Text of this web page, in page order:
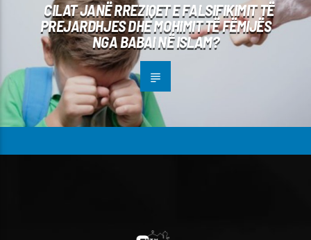
CILAT JANË RREZIQET E FALSIFIKIMIT TË
PREJARDHJES DHE MOHIMIT TË FËMIJËS
NGA BABAI NË ISLAM?